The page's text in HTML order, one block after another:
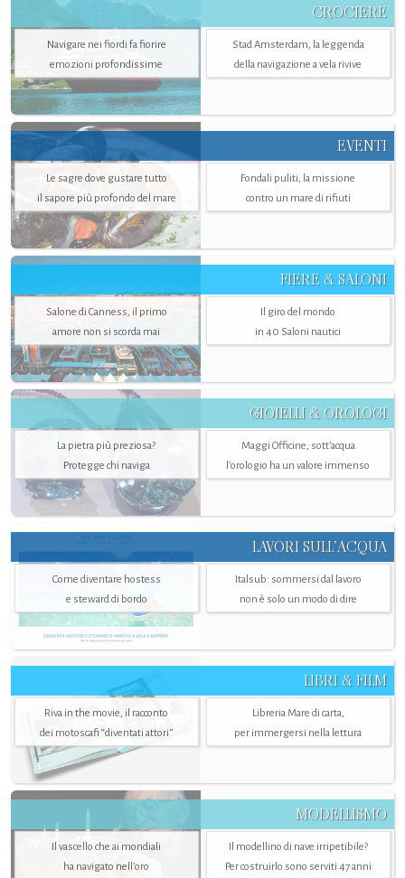
CROCIERE
Navigare nei fiordi fa fiorire
emozioni profondissime
Stad Amsterdam, la leggenda
della navigazione a vela rivive
EVENTI
Le sagre dove gustare tutto
il sapore più profondo del mare
Fondali puliti, la missione
contro un mare di rifiuti
FIERE & SALONI
Salone di Canness, il primo
amore non si scorda mai
Il giro del mondo
in 40 Saloni nautici
GIOIELLI & OROLOGI
La pietra più preziosa?
Protegge chi naviga
Maggi Officine, sott’acqua
l'orologio ha un valore immenso
LAVORI SULL’ACQUA
Come diventare hostess
e steward di bordo
Italsub: sommersi dal lavoro
non è solo un modo di dire
LIBRI & FILM
Riva in the movie, il racconto
dei motoscafi “diventati attori”
Libreria Mare di carta,
per immergersi nella lettura
MODELLISMO
Il vascello che ai mondiali
ha navigato nell’oro
Il modellino di nave irripetibile?
Per costruirlo sono serviti 47 anni